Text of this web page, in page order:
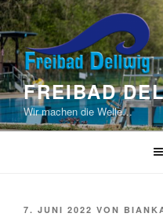
Zum
Inhalt
springen
FREIBAD
Wir machen die Welle…
VERÖFFENTLICHT
7. JUNI 2022 VON